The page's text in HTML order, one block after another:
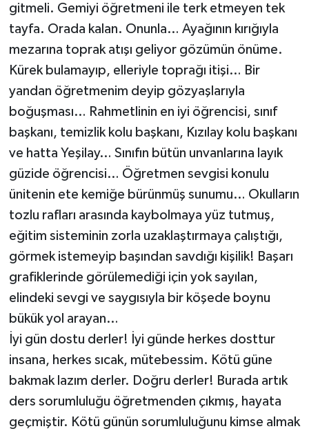
gitmeli. Gemiyi öğretmeni ile terk etmeyen tek
tayfa. Orada kalan. Onunla… Ayağının kırığıyla
mezarına toprak atışı geliyor gözümün önüme.
Kürek bulamayıp, elleriyle toprağı itişi… Bir
yandan öğretmenim deyip gözyaşlarıyla
boğuşması… Rahmetlinin en iyi öğrencisi, sınıf
başkanı, temizlik kolu başkanı, Kızılay kolu başkanı
ve hatta Yeşilay… Sınıfın bütün unvanlarına layık
güzide öğrencisi… Öğretmen sevgisi konulu
ünitenin ete kemiğe bürünmüş sunumu… Okulların
tozlu rafları arasında kaybolmaya yüz tutmuş,
eğitim sisteminin zorla uzaklaştırmaya çalıştığı,
görmek istemeyip başından savdığı kişilik! Başarı
grafiklerinde görülemediği için yok sayılan,
elindeki sevgi ve saygısıyla bir köşede boynu
bükük yol arayan…
İyi gün dostu derler! İyi günde herkes dosttur
insana, herkes sıcak, mütebessim. Kötü güne
bakmak lazım derler. Doğru derler! Burada artık
ders sorumluluğu öğretmenden çıkmış, hayata
geçmiştir. Kötü günün sorumluluğunu kimse almak